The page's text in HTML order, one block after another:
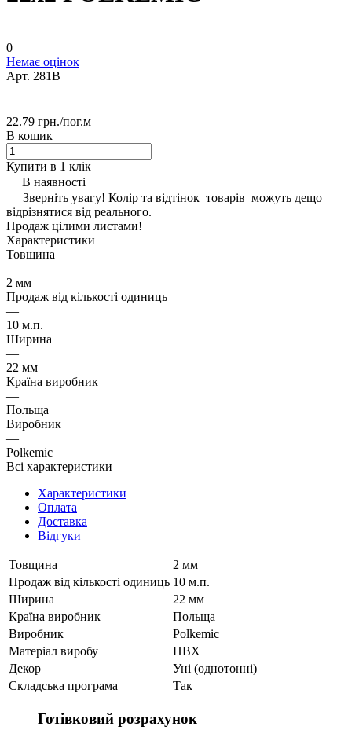
0
Немає оцінок
Арт. 281B
22.79 грн./пог.м
В кошик
Купити в 1 клік
В наявності
Зверніть увагу! Колір та відтінок товарів можуть дещо
відрізнятися від реального.
Продаж цілими листами!
Характеристики
Товщина
—
2 мм
Продаж від кількості одиниць
—
10 м.п.
Ширина
—
22 мм
Країна виробник
—
Польща
Виробник
—
Polkemic
Всі характеристики
Характеристики
Оплата
Доставка
Відгуки
Товщина
2 мм
Продаж від кількості одиниць 10 м.п.
Ширина
22 мм
Країна виробник
Польща
Виробник
Polkemic
Матеріал виробу
ПВХ
Декор
Уні (однотонні)
Складська програма
Так
Готівковий розрахунок